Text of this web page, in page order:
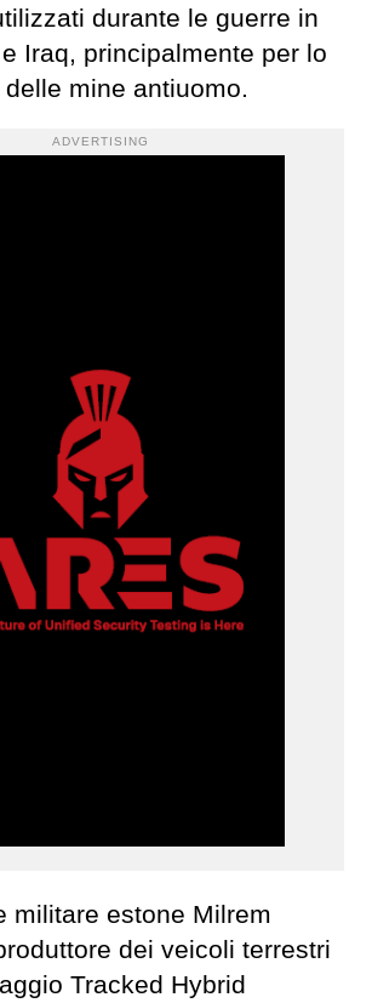
durante le guerre in
Iraq, principalmente per lo
mine antiuomo.
ADVERTISING
militare estone Milrem
dei veicoli terrestri
Tracked Hybrid